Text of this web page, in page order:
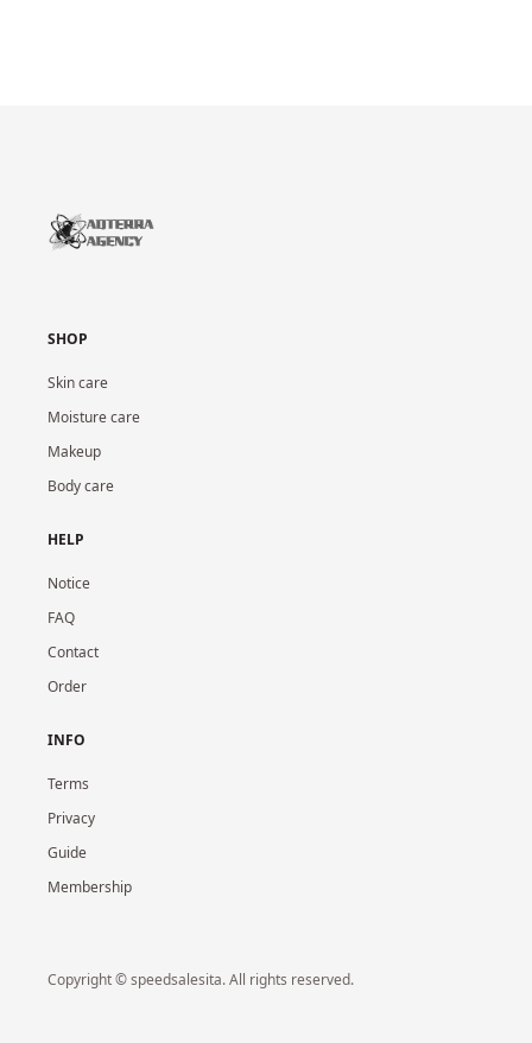
SHOP
Skin care
Moisture care
Makeup
Body care
HELP
Notice
FAQ
Contact
Order
INFO
Terms
Privacy
Guide
Membership
Copyright © speedsalesita. All rights reserved.